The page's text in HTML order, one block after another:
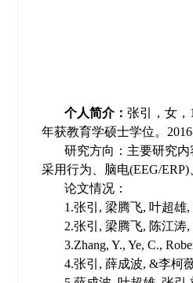
个人简介： 张引，女，
年获教育学硕士学位。
研究方向：主要研究
采用行为、脑电(EEG/
论文情况：
1.张引, 梁腾飞, 叶超雄
2.张引, 梁腾飞, 陈江涛
3.Zhang, Y., Ye, C.,
4.张引, 薛成波, &李柯